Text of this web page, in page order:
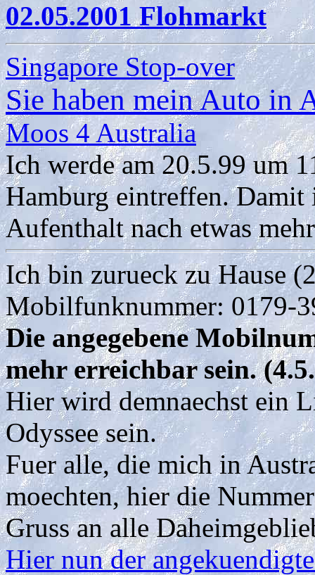
02.05.2001 Flohmarkt
Singapore Stop-over
Sie haben mein Auto in
Moos 4 Australia
Ich werde am 20.5.99 um
Hamburg eintreffen. Damit
Aufenthalt nach etwas
Ich bin zurueck zu Hause
Mobilfunknummer: 0179-
Die angegebene
mehr erreichbar sein.
Hier wird demnaechst ein
Odyssee sein.
Fuer alle, die mich in
moechten, hier die
Gruss an alle
Hier nun der